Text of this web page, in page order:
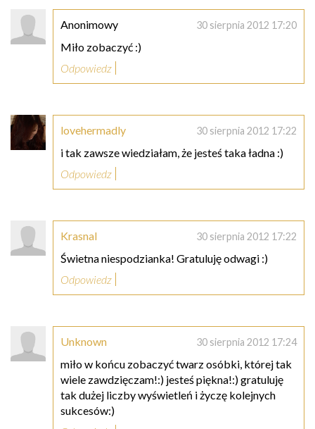
Anonimowy 30 sierpnia 2012 17:20
Miło zobaczyć :)
Odpowiedz
lovehermadly 30 sierpnia 2012 17:22
i tak zawsze wiedziałam, że jesteś taka ładna :)
Odpowiedz
Krasnal 30 sierpnia 2012 17:22
Świetna niespodzianka! Gratuluję odwagi :)
Odpowiedz
Unknown 30 sierpnia 2012 17:24
miło w końcu zobaczyć twarz osóbki, której tak
wiele zawdzięczam!:) jesteś piękna!:) gratuluję
tak dużej liczby wyświetleń i życzę kolejnych
sukcesów:)